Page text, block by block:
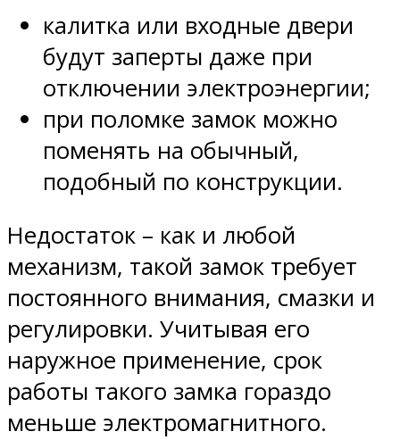
калитка или входные двери
будут заперты даже при
отключении электроэнергии;
при поломке замок можно
поменять на обычный,
подобный по конструкции.
Недостаток – как и любой
механизм, такой замок требует
постоянного внимания, смазки и
регулировки. Учитывая его
наружное применение, срок
работы такого замка гораздо
меньше электромагнитного.